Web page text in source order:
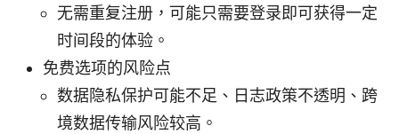
无需重复注册，可能只需要登录即可获得一定
时间段的体验。
免费选项的风险点
数据隐私保护可能不足、日志政策不透明、跨
境数据传输风险较高。